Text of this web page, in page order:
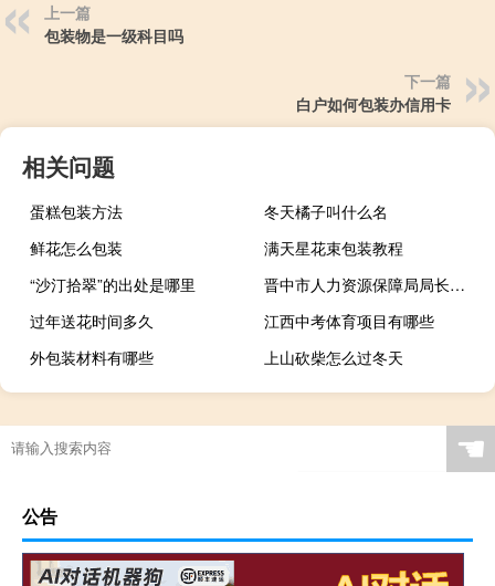
上一篇
包装物是一级科目吗
下一篇
白户如何包装办信用卡
相关问题
蛋糕包装方法
冬天橘子叫什么名
鲜花怎么包装
满天星花束包装教程
“沙汀拾翠”的出处是哪里
晋中市人力资源保障局局长（晋中市人力资源保障局）
过年送花时间多久
江西中考体育项目有哪些
外包装材料有哪些
上山砍柴怎么过冬天
☚
公告